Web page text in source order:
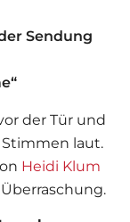
Sendung
der Tür und
laut.
Heidi Klum